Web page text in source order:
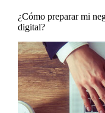
¿Cómo preparar mi
digital?